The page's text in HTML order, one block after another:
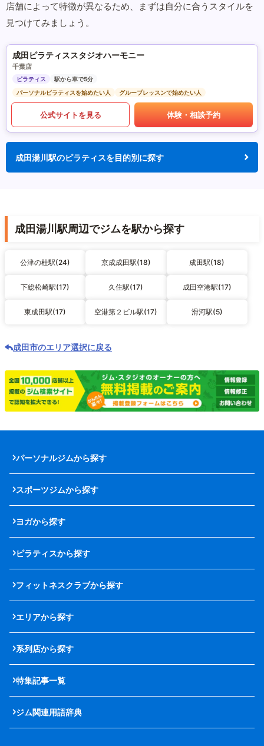
店舗によって特徴が異なるため、まずは自分に合うスタイルを
見つけてみましょう。
成田ピラティススタジオハーモニー
千葉店
ピラティス
駅から車で5分
パーソナルピラティスを始めたい人
グループレッスンで始めたい人
公式サイトを見る 体験・相談予約
成田湯川駅のピラティスを目的別に探す
成田湯川駅周辺でジムを駅から探す
公津の杜駅(24) 京成成田駅(18) 成田駅(18)
下総松崎駅(17) 久住駅(17) 成田空港駅(17)
東成田駅(17) 空港第２ビル駅(17) 滑河駅(5)
成田市のエリア選択に戻る
パーソナルジムから探す
スポーツジムから探す
ヨガから探す
ピラティスから探す
フィットネスクラブから探す
エリアから探す
系列店から探す
特集記事一覧
ジム関連用語辞典